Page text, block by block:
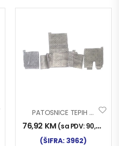
PATOSNICE TEPIH VOLVO FH13 2010- BOX AUTOMATIK
76,92 KM (sa PDV: 90,00
(ŠIFRA: 3962)